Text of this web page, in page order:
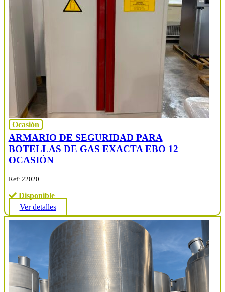
Ocasión
ARMARIO DE SEGURIDAD PARA
BOTELLAS DE GAS EXACTA EBO 12
OCASIÓN
Ref: 22020
Disponible
Ver detalles